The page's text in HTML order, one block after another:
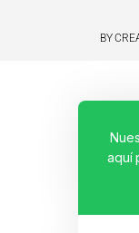
BY
aquí